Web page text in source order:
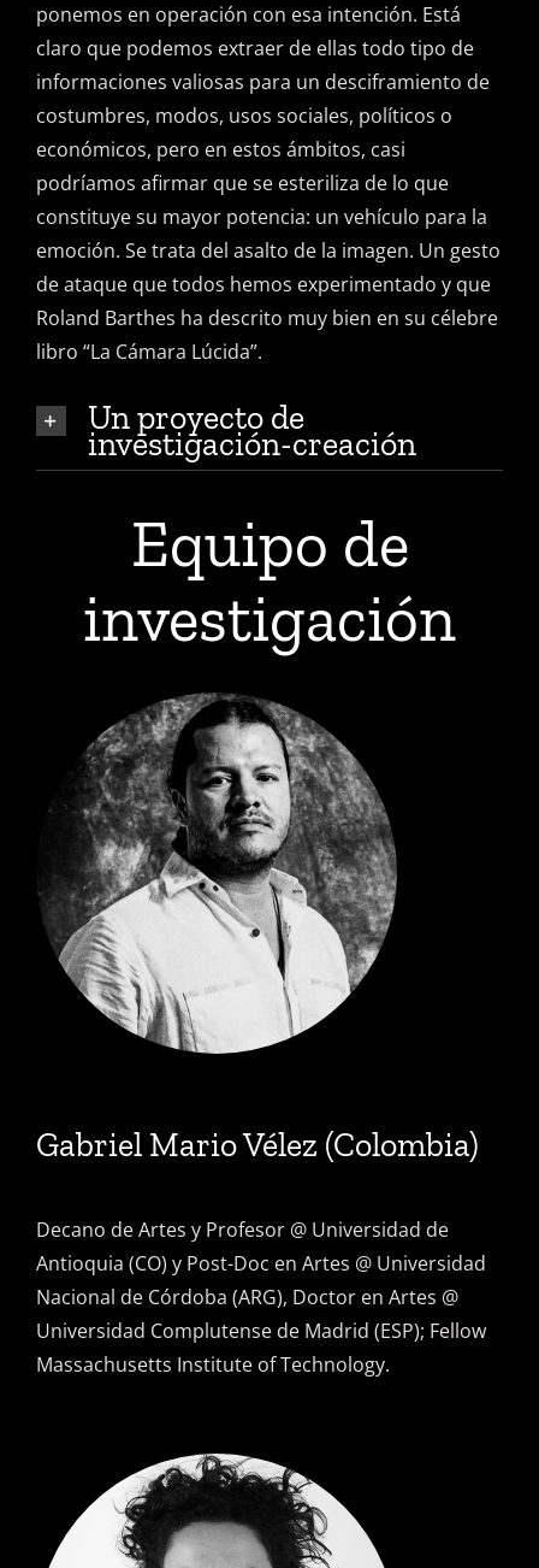
ponemos en operación con esa intención. Está
claro que podemos extraer de ellas todo tipo de
informaciones valiosas para un desciframiento de
costumbres, modos, usos sociales, políticos o
económicos, pero en estos ámbitos, casi
podríamos afirmar que se esteriliza de lo que
constituye su mayor potencia: un vehículo para la
emoción. Se trata del asalto de la imagen. Un gesto
de ataque que todos hemos experimentado y que
Roland Barthes ha descrito muy bien en su célebre
libro “La Cámara Lúcida”.
Un proyecto de
investigación-creación
Equipo de
investigación
Gabriel Mario Vélez(Colombia)
Decano de Artes y Profesor @ Universidad de
Antioquia (CO) y Post-Doc en Artes @ Universidad
Nacional de Córdoba (ARG), Doctor en Artes @
Universidad Complutense de Madrid (ESP); Fellow
Massachusetts Institute of Technology.